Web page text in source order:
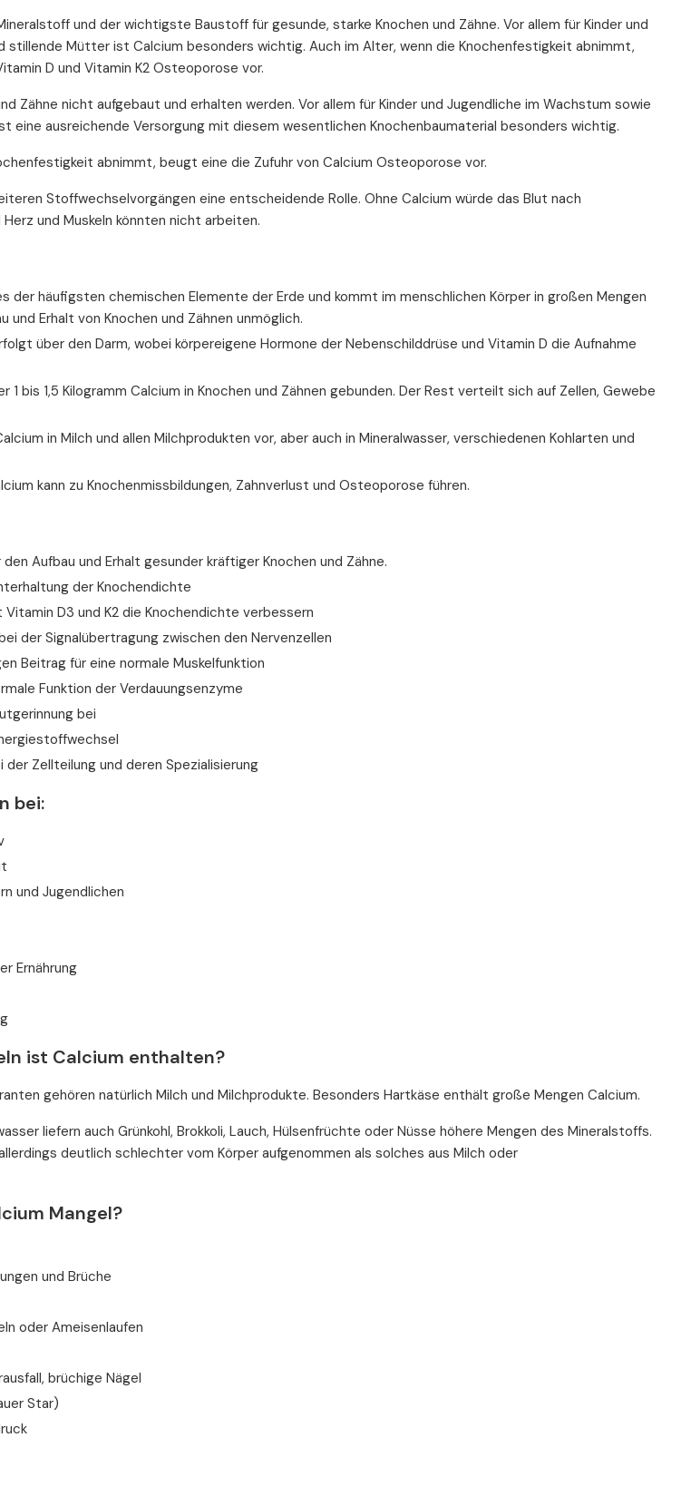
und der wichtigste Baustoff für gesunde, starke Knochen und Zähne. Vor allem für Kinder und
stillende Mütter ist Calcium besonders wichtig. Auch im Alter, wenn die Knochenfestigkeit abnimmt,
D und Vitamin K2 Osteoporose vor.
Zähne nicht aufgebaut und erhalten werden. Vor allem für Kinder und Jugendliche im Wachstum sowie
eine ausreichende Versorgung mit diesem wesentlichen Knochenbaumaterial besonders wichtig.
abnimmt, beugt eine die Zufuhr von Calcium Osteoporose vor.
Stoffwechselvorgängen eine entscheidende Rolle. Ohne Calcium würde das Blut nach
und Muskeln könnten nicht arbeiten.
der häufigsten chemischen Elemente der Erde und kommt im menschlichen Körper in großen Mengen
und Erhalt von Knochen und Zähnen unmöglich.
über den Darm, wobei körpereigene Hormone der Nebenschilddrüse und Vitamin D die Aufnahme
1 bis 1,5 Kilogramm Calcium in Knochen und Zähnen gebunden. Der Rest verteilt sich auf Zellen, Gewebe
in Milch und allen Milchprodukten vor, aber auch in Mineralwasser, verschiedenen Kohlarten und
kann zu Knochenmissbildungen, Zahnverlust und Osteoporose führen.
Aufbau und Erhalt gesunder kräftiger Knochen und Zähne.
der Knochendichte
D3 und K2 die Knochendichte verbessern
der Signalübertragung zwischen den Nervenzellen
Beitrag für eine normale Muskelfunktion
Funktion der Verdauungsenzyme
bei
Zellteilung und deren Spezialisierung
bei:
und Jugendlichen
Ernährung
ist Calcium enthalten?
gehören natürlich Milch und Milchprodukte. Besonders Hartkäse enthält große Mengen Calcium.
liefern auch Grünkohl, Brokkoli, Lauch, Hülsenfrüchte oder Nüsse höhere Mengen des Mineralstoffs.
deutlich schlechter vom Körper aufgenommen als solches aus Milch oder
Mangel?
und Brüche
oder Ameisenlaufen
brüchige Nägel
Star)